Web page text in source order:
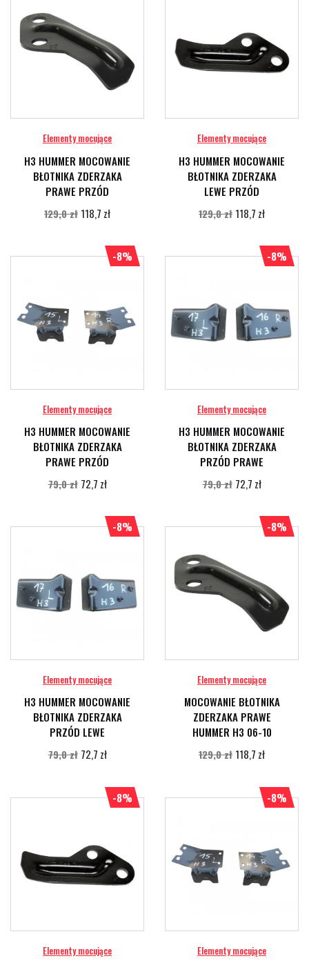
Elementy mocujące
H3 HUMMER MOCOWANIE
BŁOTNIKA ZDERZAKA
PRAWE PRZÓD
129,0 zł 118,7 zł
Elementy mocujące
H3 HUMMER MOCOWANIE
BŁOTNIKA ZDERZAKA
LEWE PRZÓD
129,0 zł 118,7 zł
Elementy mocujące
H3 HUMMER MOCOWANIE
BŁOTNIKA ZDERZAKA
PRAWE PRZÓD
79,0 zł 72,7 zł
-8%
Elementy mocujące
H3 HUMMER MOCOWANIE
BŁOTNIKA ZDERZAKA
PRZÓD PRAWE
79,0 zł 72,7 zł
-8%
Elementy mocujące
H3 HUMMER MOCOWANIE
BŁOTNIKA ZDERZAKA
PRZÓD LEWE
79,0 zł 72,7 zł
-8%
Elementy mocujące
MOCOWANIE BŁOTNIKA
ZDERZAKA PRAWE
HUMMER H3 06-10
129,0 zł 118,7 zł
-8%
Elementy mocujące
-8%
Elementy mocujące
-8%